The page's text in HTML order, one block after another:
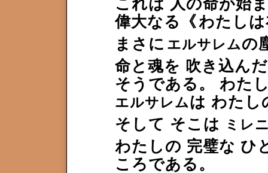
これは 人の命が始
偉大なる《わたし
まさに エルサレムの
命と魂を 吹き込ん
そうである。 わた
エルサレムは わたし
そして そこは
ミレ
わたしの 完璧な ひ
ころである。